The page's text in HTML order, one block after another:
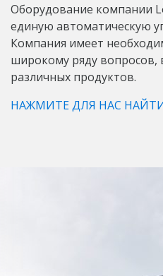
Оборудование компании
единую автоматическую
Компания имеет
широкому ряду вопросов,
различных продуктов.
НАЖМИТЕ ДЛЯ НАС